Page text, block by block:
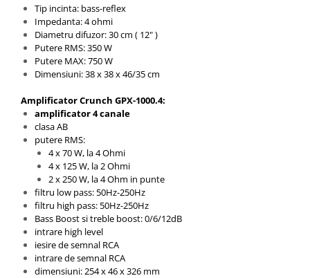
Tip incinta: bass-reflex
Impedanta: 4 ohmi
Diametru difuzor: 30 cm ( 12" )
Putere RMS: 350 W
Putere MAX: 750 W
Dimensiuni: 38 x 38 x 46/35 cm
Amplificator Crunch GPX-1000.4:
amplificator 4 canale
clasa AB
putere RMS:
4 x 70 W, la 4 Ohmi
4 x 125 W, la 2 Ohmi
2 x 250 W, la 4 Ohm in punte
filtru low pass: 50Hz-250Hz
filtru high pass: 50Hz-250Hz
Bass Boost si treble boost: 0/6/12dB
intrare high level
iesire de semnal RCA
intrare de semnal RCA
dimensiuni: 254 x 46 x 326 mm